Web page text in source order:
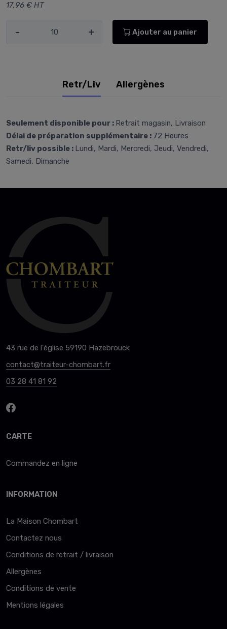
17,96 € HT
- + Ajouter au panier
Retr/Liv Allergènes
Seulement disponible pour : Retrait magasin, Livraison
Délai de préparation supplémentaire : 72 Heures
Retr/liv possible : Lundi, Mardi, Mercredi, Jeudi, Vendredi,
Samedi, Dimanche
43 rue de l'église 59190 Hazebrouck
contact@traiteur-chombart.fr
03 28 41 81 92
CARTE
Commandez en ligne
INFORMATION
La Maison Chombart
Contactez nous
Conditions de retrait / livraison
Allergènes
Conditions de vente
Mentions légales